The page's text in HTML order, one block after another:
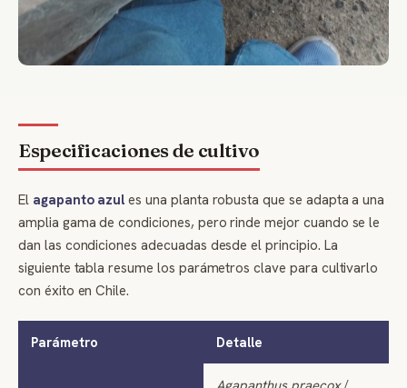
Especificaciones de cultivo
El agapanto azul es una planta robusta que se adapta a una
amplia gama de condiciones, pero rinde mejor cuando se le
dan las condiciones adecuadas desde el principio. La
siguiente tabla resume los parámetros clave para cultivarlo
con éxito en Chile.
Parámetro Detalle
Agapanthus praecox/